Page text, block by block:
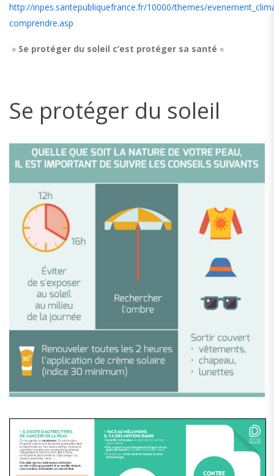
http://inpes.santepubliquefrance.fr/10000/themes/
comprendre.asp
» Se protéger du soleil c’est protéger sa santé «
Se protéger du soleil